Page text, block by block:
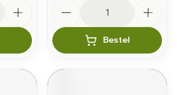
Bestel